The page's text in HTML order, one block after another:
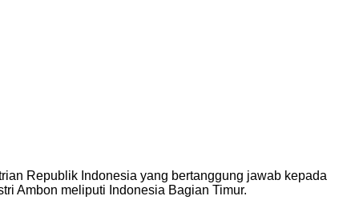
Republik Indonesia yang bertanggung jawab kepada
Ambon meliputi Indonesia Bagian Timur.